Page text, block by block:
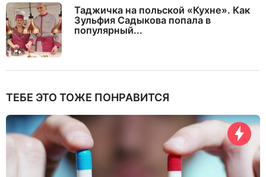
Таджичка на польской «Кухне». Как
Зульфия Садыкова попала в
популярный...
ТЕБЕ ЭТО ТОЖЕ ПОНРАВИТСЯ